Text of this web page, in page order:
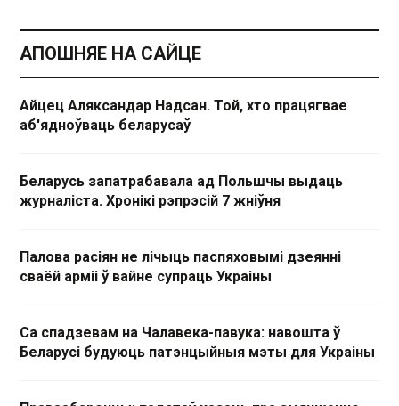
АПОШНЯЕ НА САЙЦЕ
Айцец Аляксандар Надсан. Той, хто працягвае
аб'ядноўваць беларусаў
Беларусь запатрабавала ад Польшчы выдаць
журналіста. Хронікі рэпрэсій 7 жніўня
Палова расіян не лічыць паспяховымі дзеянні
сваёй арміі ў вайне супраць Украіны
Са спадзевам на Чалавека-павука: навошта ў
Беларусі будуюць патэнцыйныя мэты для Украіны